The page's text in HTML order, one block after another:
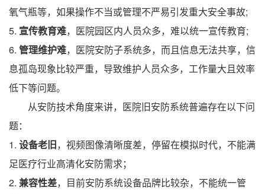
氧气瓶等，如果操作不当或管理不严易引发重大安全事故;
5. 宣传教育难，医院园区内人员众多，难以统一宣传教育;
6. 管理维护难，医院安防子系统多，而且信息无法共享，信
息孤岛现象比较严重，导致维护人员众多，工作量大且效率
低下等问题。
从安防技术角度来讲，医院旧安防系统普遍存在以下问
题：
1. 设备老旧，视频图像清晰度差，停留在模拟时代，不能满
足医疗行业高清化安防需求；
2. 兼容性差，目前安防系统设备品牌比较杂，不能统一管